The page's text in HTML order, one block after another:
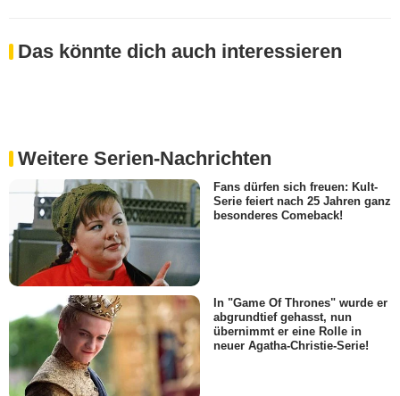
Das könnte dich auch interessieren
Weitere Serien-Nachrichten
Fans dürfen sich freuen: Kult-
Serie feiert nach 25 Jahren ganz
besonderes Comeback!
In "Game Of Thrones" wurde er
abgrundtief gehasst, nun
übernimmt er eine Rolle in
neuer Agatha-Christie-Serie!